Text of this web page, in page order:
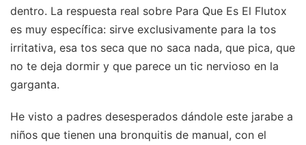
dentro. La respuesta real sobre Para Que Es El Flutox
es muy específica: sirve exclusivamente para la tos
irritativa, esa tos seca que no saca nada, que pica, que
no te deja dormir y que parece un tic nervioso en la
garganta.
He visto a padres desesperados dándole este jarabe a
niños que tienen una bronquitis de manual, con el